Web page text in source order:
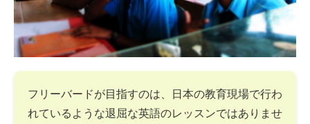
フリーバードが目指すのは、日本の教育現場で行わ
れているような退屈な英語のレッスンではありませ